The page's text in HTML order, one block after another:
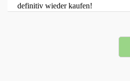
definitiv wieder kaufen!